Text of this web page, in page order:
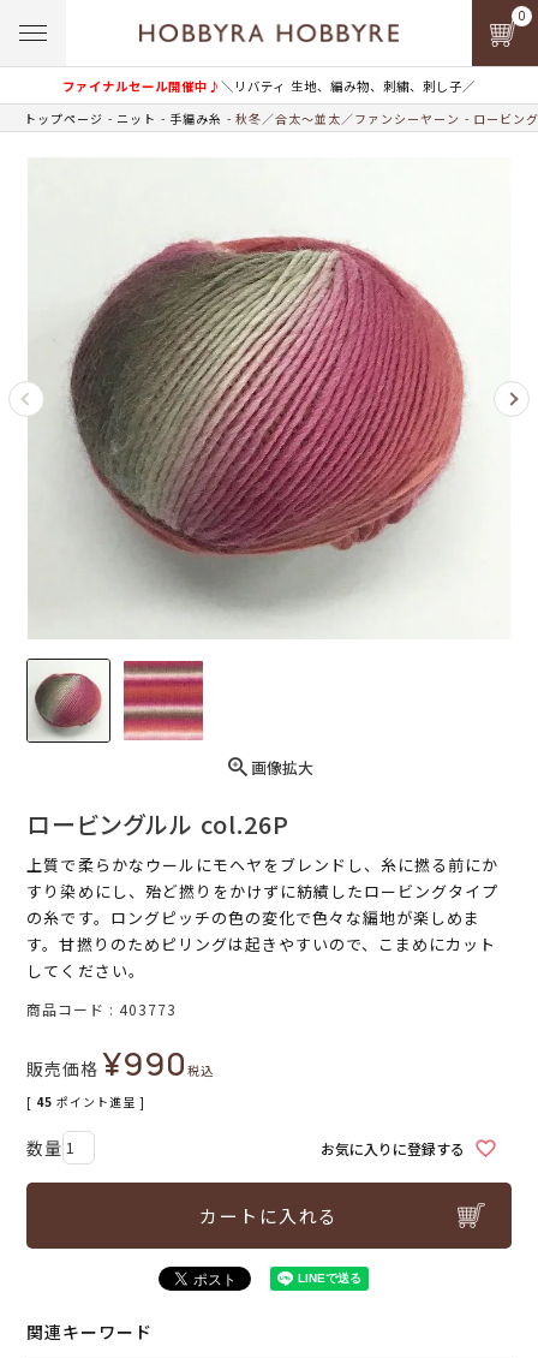
ファイナルセール開催中♪＼リバティ 生地、編み物、刺繍、刺し子／
0
トップページ ニット 手編み糸 秋冬／合太～並太／ファンシーヤーン ロービン
画像拡大
ロービングルル col.26P
上質で柔らかなウールにモヘヤをブレンドし、糸に撚る前にか
すり染めにし、殆ど撚りをかけずに紡績したロービングタイプ
の糸です。ロングピッチの色の変化で色々な編地が楽しめま
す。甘撚りのためピリングは起きやすいので、こまめにカット
してください。
商品コード 403773
販売価格 ¥990税込
[ 45 ポイント進呈 ]
お気に入りに登録する
カートに入れる
関連キーワード